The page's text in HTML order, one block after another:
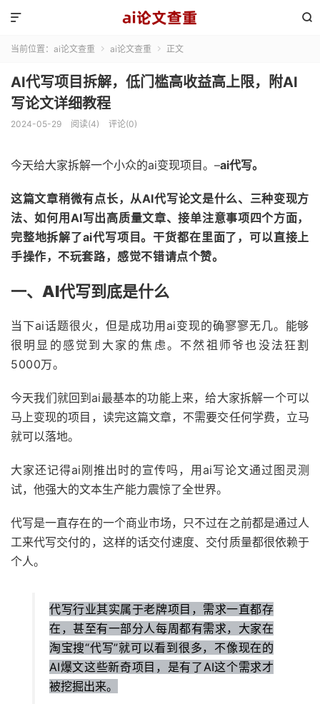


当前位置： ai论文查重  ai论文查重  正文
AI代写项目拆解，低门槛高收益高上限，附AI
写论文详细教程
2024-05-29 阅读(4) 评论(0)
今天给大家拆解一个小众的ai变现项目。–ai代写。
这篇文章稍微有点长， 从AI代写论文是什么、三种变现方
法、如何用AI写出高质量文章、接单注意事项四个方面，
完整地拆解了ai代写项目。干货都在里面了，可以直接上
手操作，不玩套路，感觉不错请点个赞。
一、AI代写到底是什么
当下ai话题很火，但是成功用ai变现的确寥寥无几。能够
很明显的感觉到大家的焦虑。不然祖师爷也没法狂割
5000万。
今天我们就回到ai最基本的功能上来，给大家拆解一个可以
马上变现的项目，读完这篇文章，不需要交任何学费，立马
就可以落地。
大家还记得ai刚推出时的宣传吗，用ai写论文通过图灵测
试，他强大的文本生产能力震惊了全世界。
代写是一直存在的一个商业市场，只不过在之前都是通过人
工来代写交付的，这样的话交付速度、交付质量都很依赖于
个人。
代写行业其实属于老牌项目，需求一直都存
在，甚至有一部分人每周都有需求，大家在
淘宝搜“代写”就可以看到很多，不像现在的
AI爆文这些新奇项目，是有了AI这个需求才
被挖掘出来。